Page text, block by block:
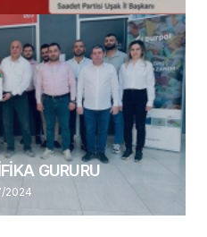
2026
GURURU
2024